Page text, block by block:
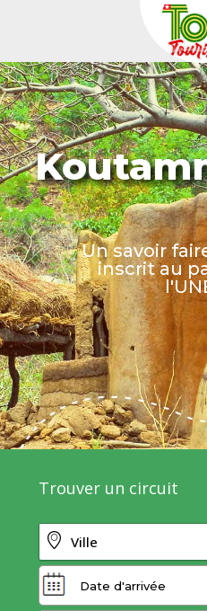
Un savoir
inscrit au
Trouver un circuit
Ville